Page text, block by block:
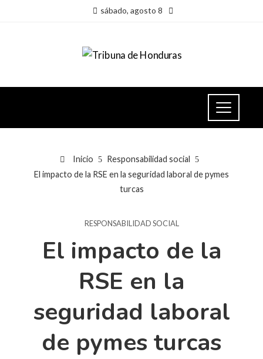
sábado, agosto 8
Inicio
Responsabilidad social
El impacto de la RSE en la seguridad laboral de pymes
turcas
RESPONSABILIDAD SOCIAL
El impacto de la
RSE en la
seguridad laboral
de pymes turcas